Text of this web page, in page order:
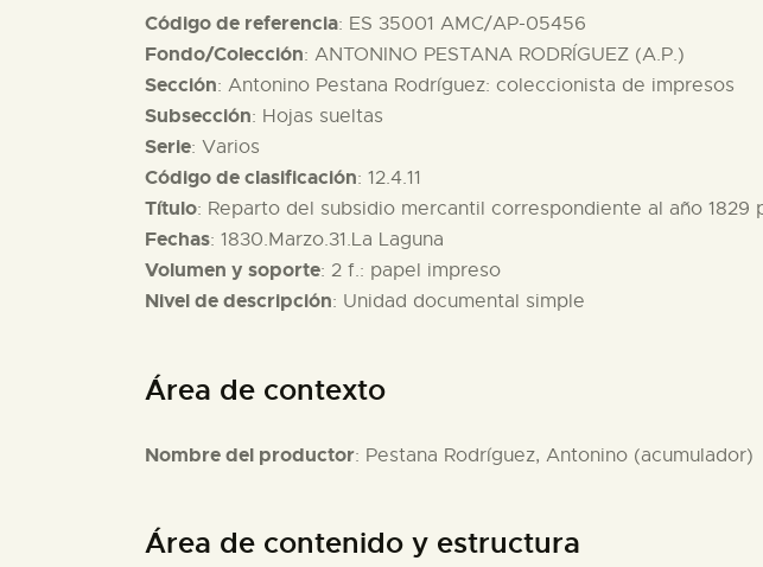
Código de referencia: ES 35001 AMC/AP-05456
Fondo/Colección: ANTONINO PESTANA RODRÍGUEZ (A.P.)
Sección: Antonino Pestana Rodríguez: coleccionista de impresos
Subsección: Hojas sueltas
Serie: Varios
Código de clasificación: 12.4.11
Título: Reparto del subsidio mercantil correspondiente al año
Fechas: 1830.Marzo.31.La Laguna
Volumen y soporte: 2 f.: papel impreso
Nivel de descripción: Unidad documental simple
Área de contexto
Nombre del productor: Pestana Rodríguez, Antonino (acumulador)
Área de contenido y estructura